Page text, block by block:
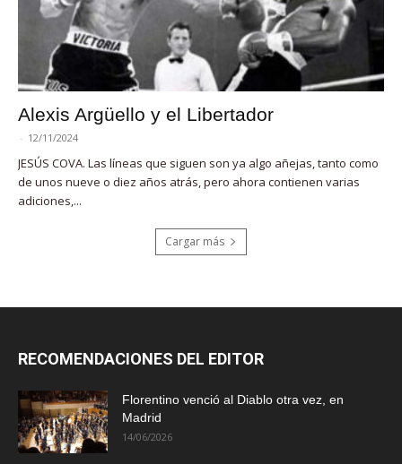
Alexis Argüello y el Libertador
- 12/11/2024
JESÚS COVA. Las líneas que siguen son ya algo añejas, tanto como
de unos nueve o diez años atrás, pero ahora contienen varias
adiciones,...
Cargar más
RECOMENDACIONES DEL EDITOR
Florentino venció al Diablo otra vez, en
Madrid
14/06/2026